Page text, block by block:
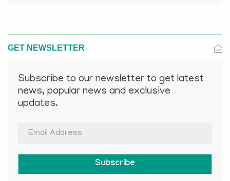
GET NEWSLETTER
Subscribe to our newsletter to get latest
news, popular news and exclusive
updates.
Subscribe